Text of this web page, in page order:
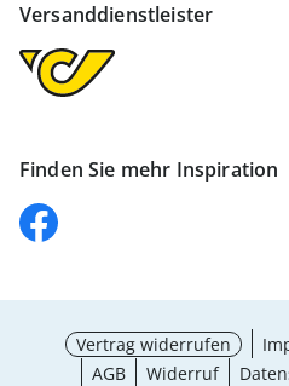
Versanddienstleister
Finden Sie mehr Inspiration
Vertrag widerrufen
AGB
Widerruf